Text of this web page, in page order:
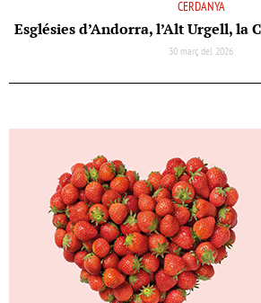
CERDANYA
Esglésies d’Andorra, l’Alt Urgell, la
30 març del 2026